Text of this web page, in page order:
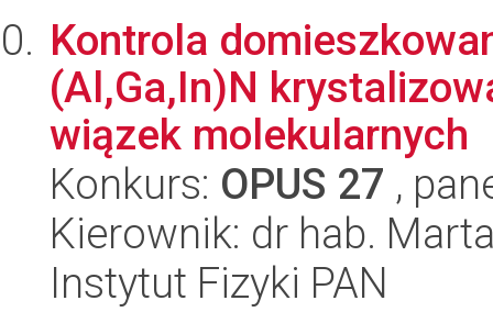
Kontrola
(Al,Ga,In)N
wiązek molekularnych
Konkurs: OPUS 27 ,
Kierownik: dr hab.
Instytut Fizyki PAN